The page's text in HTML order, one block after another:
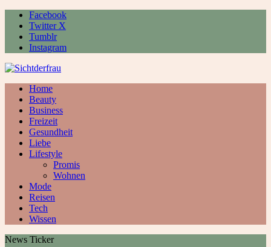
Facebook
Twitter X
Tumblr
Instagram
Home
Beauty
Business
Freizeit
Gesundheit
Liebe
Lifestyle
Promis
Wohnen
Mode
Reisen
Tech
Wissen
News Ticker